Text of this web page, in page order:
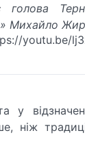
голова
Михайло
youtu.be/
у
ніж